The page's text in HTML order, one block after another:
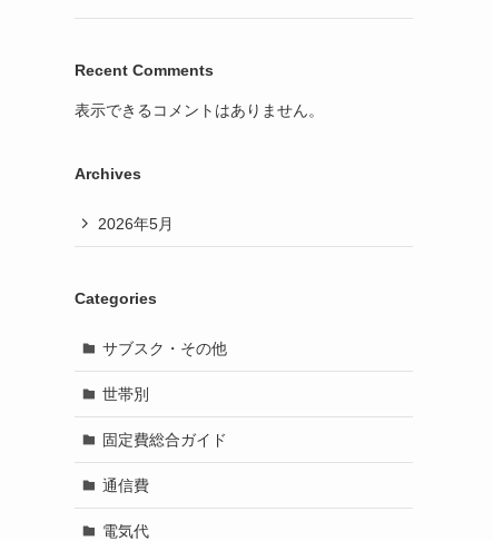
Recent Comments
表示できるコメントはありません。
Archives
2026年5月
Categories
サブスク・その他
世帯別
固定費総合ガイド
通信費
電気代